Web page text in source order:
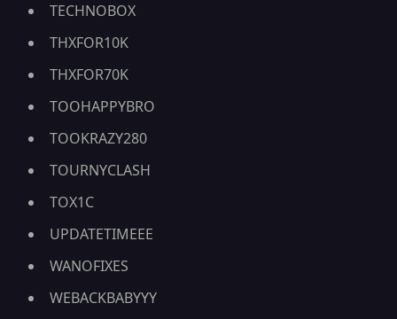
TECHNOBOX
THXFOR10K
THXFOR70K
TOOHAPPYBRO
TOOKRAZY280
TOURNYCLASH
TOX1C
UPDATETIMEEE
WANOFIXES
WEBACKBABYYY